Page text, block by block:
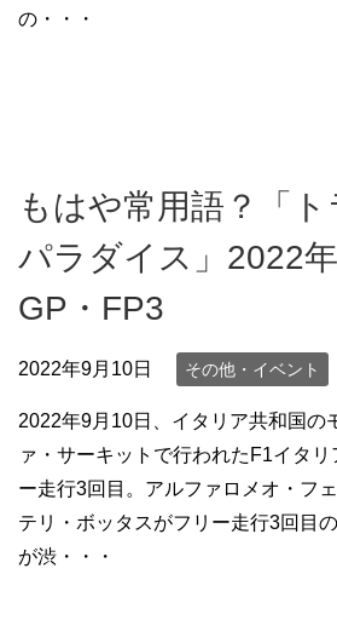
の・・・
もはや常用語？「
パラダイス」2022
GP・FP3
2022年9月10日 その他・イベント
2022年9月10日、イタリア共和国の
ァ・サーキットで行われたF1イタリ
ー走行3回目。アルファロメオ・フ
テリ・ボッタスがフリー走行3回目
が渋・・・